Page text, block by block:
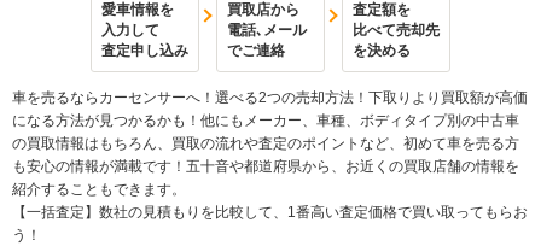
愛車情報を
入力して
査定申し込み
買取店から
電話､メール
でご連絡
査定額を
比べて売却先
を決める
車を売るならカーセンサーへ！選べる2つの売却方法！下取りより買取額が高価
になる方法が見つかるかも！他にもメーカー、車種、ボディタイプ別の中古車
の買取情報はもちろん、買取の流れや査定のポイントなど、初めて車を売る方
も安心の情報が満載です！五十音や都道府県から、お近くの買取店舗の情報を
紹介することもできます。
【一括査定】数社の見積もりを比較して、1番高い査定価格で買い取ってもらお
う！